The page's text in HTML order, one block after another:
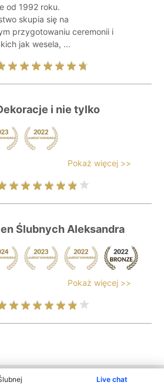
Live chat
od 1992 roku.
skupia się na
przygotowaniu ceremonii i
jak wesela, ...
i nie tylko
Pokaż więcej >>
Ślubnych Aleksandra
Pokaż więcej >>